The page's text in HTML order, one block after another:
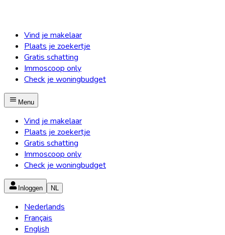
Vind je makelaar
Plaats je zoekertje
Gratis schatting
Immoscoop only
Check je woningbudget
Menu
Vind je makelaar
Plaats je zoekertje
Gratis schatting
Immoscoop only
Check je woningbudget
Inloggen NL
Nederlands
Français
English